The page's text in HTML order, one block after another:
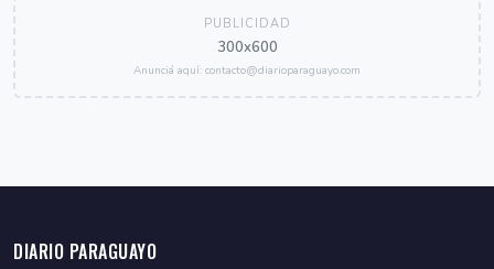
PUBLICIDAD
300x600
Anunciá aquí: contacto@diarioparaguayo.com
DIARIO PARAGUAYO